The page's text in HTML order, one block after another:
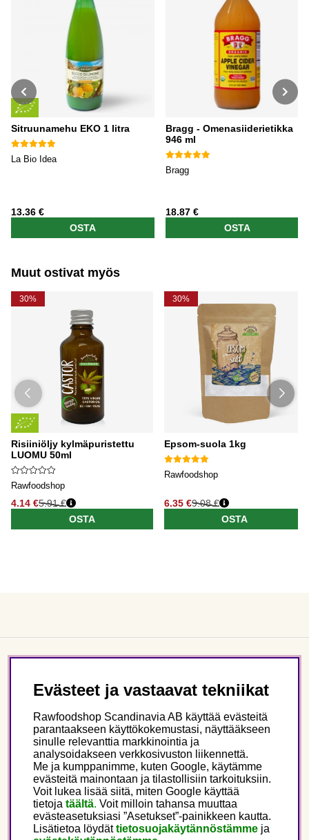
Sitruunamehu EKO 1 litra
La Bio Idea
13.36 €
OSTA
Bragg - Omenasiiderietikka
946 ml
Bragg
18.87 €
OSTA
Muut ostivat myös
30%
Risiiniöljy kylmäpuristettu
LUOMU 50ml
Rawfoodshop
4.14 €5.91 €
OSTA
30%
Epsom-suola 1kg
Rawfoodshop
6.35 €9.08 €
OSTA
Seuraa meitä
Tämä on Rawfoodshop
Finland
Evästeet ja vastaavat tekniikat
Rawfoodshop Scandinavia AB käyttää evästeitä
parantaakseen käyttökokemustasi, näyttääkseen
sinulle relevanttia markkinointia ja
analysoidakseen verkkosivuston liikennettä.
Me ja kumppanimme, kuten Google, käytämme
evästeitä mainontaan ja tilastollisiin tarkoituksiin.
Voit lukea lisää siitä, miten Google käyttää
tietoja täältä. Voit milloin tahansa muuttaa
evästeasetuksiasi ”Asetukset”-painikkeen kautta.
Lisätietoa löydättietosuojakäytännöstämme ja